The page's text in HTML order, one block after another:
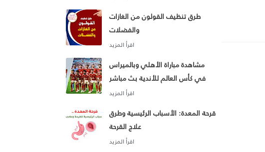
طرق تنظيف القولون من الغازات
والفضلات
مشاهدة مباراة الأهلي وبالميراس
في كأس العالم للأندية بث مباشر
قرحة المعدة: الأسباب الرئيسية وطرق
علاج القرحة